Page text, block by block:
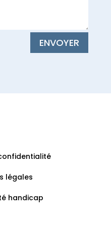
ENVOYER
légales
handicap